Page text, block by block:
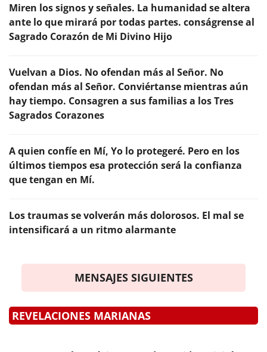
Miren los signos y señales. La humanidad se altera
ante lo que mirará por todas partes. conságrense al
Sagrado Corazón de Mi Divino Hijo
Vuelvan a Dios. No ofendan más al Señor. No
ofendan más al Señor. Conviértanse mientras aún
hay tiempo. Consagren a sus familias a los Tres
Sagrados Corazones
A quien confíe en Mí, Yo lo protegeré. Pero en los
últimos tiempos esa protección será la confianza
que tengan en Mí.
Los traumas se volverán más dolorosos. El mal se
intensificará a un ritmo alarmante
MENSAJES SIGUIENTES
REVELACIONES MARIANAS